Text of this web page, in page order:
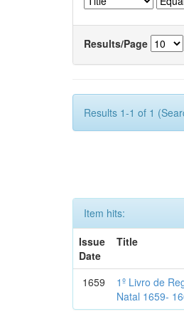
Results/Page
Results 1-1 of 1
Item hits:
Issue
Date
Title
1659
1º Livro de
Natal 1659-